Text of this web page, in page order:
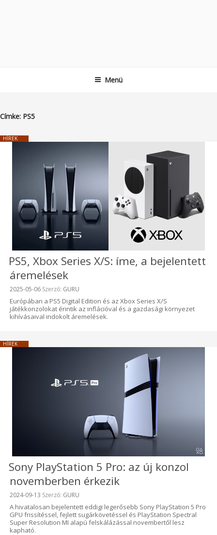
Menü
Címke: PS5
HÍREK
PS5, Xbox Series X/S: íme, a bejelentett
áremelések
Beküldve:
2025-05-06 Szerző: GURU
Európában a PS5 Digital Edition és az Xbox Series X/S
játékkonzolokat érintik az inflációval és a gazdasági környezet
kihívásaival indokolt áremelések.
HÍREK
Sony PlayStation 5 Pro: az új konzol
novemberben érkezik
Beküldve:
2024-09-13 Szerző: GURU
A hivatalosan bejelentett eddigi legerősebb Sony PlayStation 5 Pro
GPU frissítéssel, fejlett sugárkövetéssel és PlayStation Spectral
Super Resolution MI alapú felskálázással novembertől lesz
kapható.